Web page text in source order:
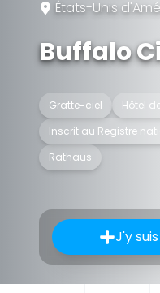
États-Unis
Buffalo
Gratte-ciel
Hôtel
Inscrit au Registre
Rathaus
J'y